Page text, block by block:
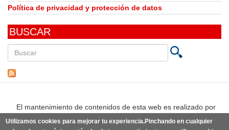
Política de privacidad y protección de datos
BUSCAR
en
El mantenimiento de contenidos de esta web es realizado por
Utilizamos cookies para mejorar tu experiencia.Pinchando en cualquier